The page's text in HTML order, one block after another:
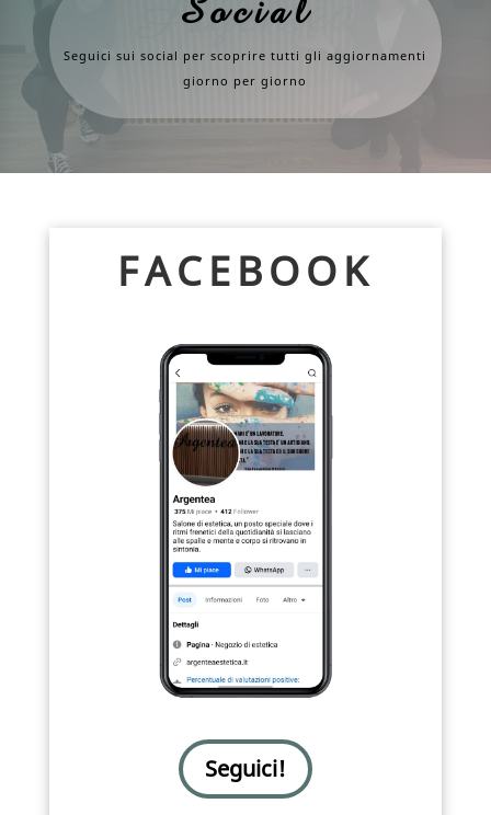
Social
Seguici sui social per scoprire tutti gli aggiornamenti
giorno per giorno
FACEBOOK
Seguici!